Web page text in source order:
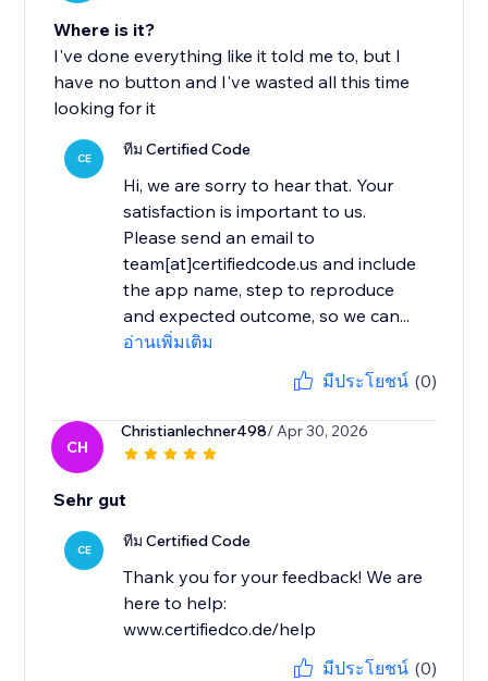
Where is it?
I've done everything like it told me to, but I
have no button and I've wasted all this time
looking for it
CE ทีม Certified Code
Hi, we are sorry to hear that. Your
satisfaction is important to us.
Please send an email to
team[at]certifiedcode.us and include
the app name, step to reproduce
and expected outcome, so we can...
อ่านเพิ่มเติม
มีประโยชน์ (0)
CH
Christianlechner498/ Apr 30, 2026
Sehr gut
CE ทีม Certified Code
Thank you for your feedback! We are
here to help:
www.certifiedco.de/help
มีประโยชน์ (0)